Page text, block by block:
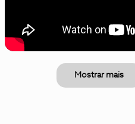
Mostrar mais